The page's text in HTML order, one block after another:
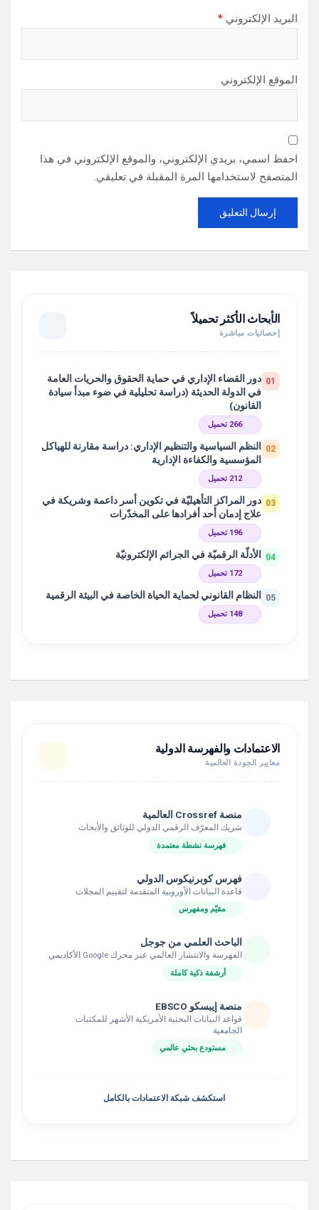
البريد الإلكتروني *
الموقع الإلكتروني
احفظ اسمي، بريدي الإلكتروني، والموقع الإلكتروني في هذا
المتصفح لاستخدامها المرة المقبلة في تعليقي.
الأبحاث الأكثر تحميلاً
إحصائيات مباشرة
01 دور القضاء الإداري في حماية الحقوق والحريات العامة
في الدولة الحديثة (دراسة تحليلية في ضوء مبدأ سيادة
القانون)
266 تحميل
02
النظم السياسية والتنظيم الإداري: دراسة مقارنة للهياكل
المؤسسية والكفاءة الإدارية
212 تحميل
03 دور المراكز التأهيليّة في تكوين أسر داعمة وشريكة في
علاج إدمان أحد أفرادها على المخدّرات
196 تحميل
04 الأدلّة الرقميّة في الجرائم الإلكترونيّة
172 تحميل
05 النظام القانوني لحماية الحياة الخاصة في البيئة الرقمية
148 تحميل
الاعتمادات والفهرسة الدولية
معايير الجودة العالمية
منصة Crossref العالمية
شريك المعرّف الرقمي الدولي للوثائق والأبحاث
فهرسة نشطة معتمدة
فهرس كوبرنيكوس الدولي
قاعدة البيانات الأوروبية المتقدمة لتقييم المجلات
مقيّم ومفهرس
الباحث العلمي من جوجل
الفهرسة والانتشار العالمي عبر محرك Google الأكاديمي
أرشفة ذكية كاملة
منصة إيبسكو EBSCO
قواعد البيانات البحثية الأمريكية الأشهر للمكتبات
الجامعية
مستودع بحثي عالمي
استكشف شبكة الاعتمادات بالكامل